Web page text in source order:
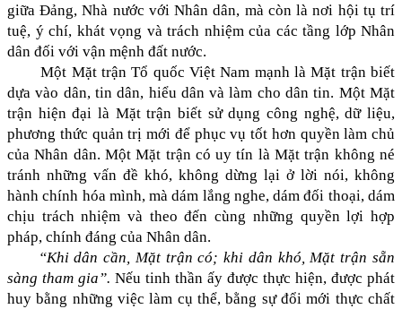
giữa Đảng, Nhà nước với Nhân dân, mà còn là nơi hội tụ trí
tuệ, ý chí, khát vọng và trách nhiệm của các tầng lớp Nhân
dân đối với vận mệnh đất nước.
Một Mặt trận Tổ quốc Việt Nam mạnh là Mặt trận biết
dựa vào dân, tin dân, hiểu dân và làm cho dân tin. Một Mặt
trận hiện đại là Mặt trận biết sử dụng công nghệ, dữ liệu,
phương thức quản trị mới để phục vụ tốt hơn quyền làm chủ
của Nhân dân. Một Mặt trận có uy tín là Mặt trận không né
tránh những vấn đề khó, không dừng lại ở lời nói, không
hành chính hóa mình, mà dám lắng nghe, dám đối thoại, dám
chịu trách nhiệm và theo đến cùng những quyền lợi hợp
pháp, chính đáng của Nhân dân.
“Khi dân cần, Mặt trận có; khi dân khó, Mặt trận sẵn
sàng tham gia”. Nếu tinh thần ấy được thực hiện, được phát
huy bằng những việc làm cụ thể, bằng sự đổi mới thực chất